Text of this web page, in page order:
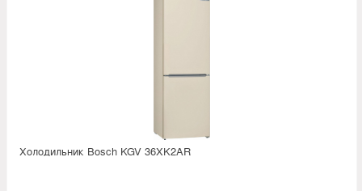
Холодильник Bosсh KGV 36XK2AR